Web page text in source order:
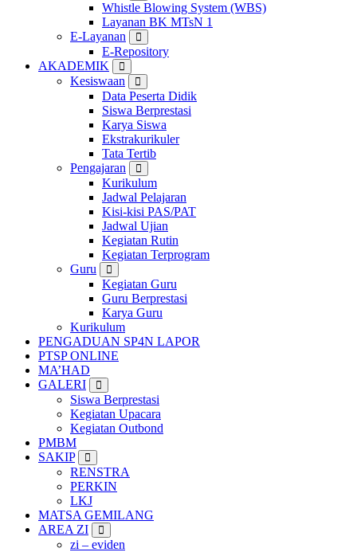
Whistle Blowing System (WBS)
Layanan BK MTsN 1
E-Layanan
E-Repository
AKADEMIK
Kesiswaan
Data Peserta Didik
Siswa Berprestasi
Karya Siswa
Ekstrakurikuler
Tata Tertib
Pengajaran
Kurikulum
Jadwal Pelajaran
Kisi-kisi PAS/PAT
Jadwal Ujian
Kegiatan Rutin
Kegiatan Terprogram
Guru
Kegiatan Guru
Guru Berprestasi
Karya Guru
Kurikulum
PENGADUAN SP4N LAPOR
PTSP ONLINE
MA’HAD
GALERI
Siswa Berprestasi
Kegiatan Upacara
Kegiatan Outbond
PMBM
SAKIP
RENSTRA
PERKIN
LKJ
MATSA GEMILANG
AREA ZI
zi – eviden